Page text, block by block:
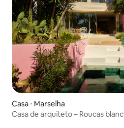
Casa ⋅ Marselha
Casa de arquiteto – Roucas blanc